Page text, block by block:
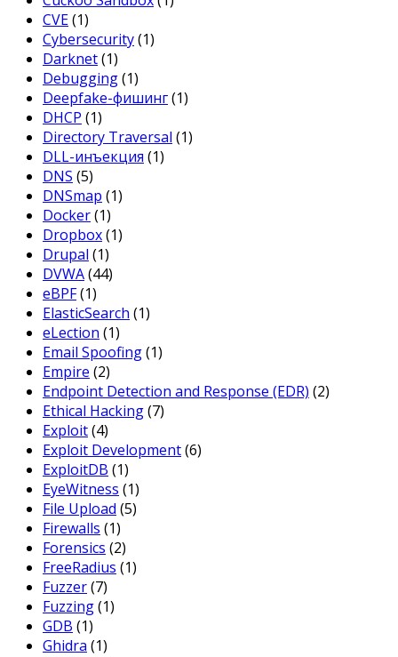
CVE(1)
Cybersecurity(1)
Darknet(1)
Debugging(1)
Deepfake-фишинг(1)
DHCP (1)
Directory Traversal (1)
DLL-инъекция (1)
DNS (5)
DNSmap (1)
Docker(1)
Dropbox(1)
Drupal (1)
DVWA(44)
eBPF(1)
ElasticSearch (1)
eLection (1)
Email Spoofing(1)
Empire (2)
Endpoint Detection and Response (EDR) (2)
Ethical Hacking(7)
Exploit(4)
Exploit Development(6)
ExploitDB (1)
EyeWitness (1)
File Upload (5)
Firewalls (1)
Forensics (2)
FreeRadius (1)
Fuzzer(7)
Fuzzing(1)
GDB (1)
Ghidra (1)